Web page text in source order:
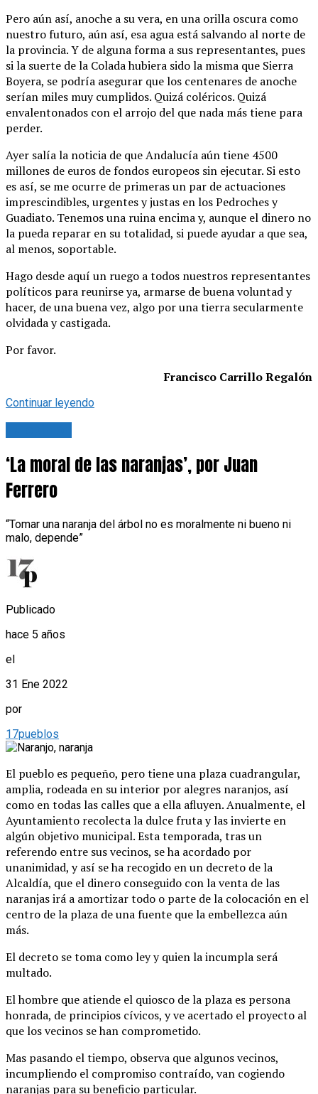
Pero aún así, anoche a su vera, en una orilla oscura como
nuestro futuro, aún así, esa agua está salvando al norte de
la provincia. Y de alguna forma a sus representantes, pues
si la suerte de la Colada hubiera sido la misma que Sierra
Boyera, se podría asegurar que los centenares de anoche
serían miles muy cumplidos. Quizá coléricos. Quizá
envalentonados con el arrojo del que nada más tiene para
perder.
Ayer salía la noticia de que Andalucía aún tiene 4500
millones de euros de fondos europeos sin ejecutar. Si esto
es así, se me ocurre de primeras un par de actuaciones
imprescindibles, urgentes y justas en los Pedroches y
Guadiato. Tenemos una ruina encima y, aunque el dinero no
la pueda reparar en su totalidad, si puede ayudar a que sea,
al menos, soportable.
Hago desde aquí un ruego a todos nuestros representantes
políticos para reunirse ya, armarse de buena voluntad y
hacer, de una buena vez, algo por una tierra secularmente
olvidada y castigada.
Por favor.
Francisco Carrillo Regalón
Continuar leyendo
‘La moral de las naranjas’, por Juan
Ferrero
“Tomar una naranja del árbol no es moralmente ni bueno ni
malo, depende”
Publicado
hace 5 años
el
31 Ene 2022
por
17pueblos
El pueblo es pequeño, pero tiene una plaza cuadrangular,
amplia, rodeada en su interior por alegres naranjos, así
como en todas las calles que a ella afluyen. Anualmente, el
Ayuntamiento recolecta la dulce fruta y las invierte en
algún objetivo municipal. Esta temporada, tras un
referendo entre sus vecinos, se ha acordado por
unanimidad, y así se ha recogido en un decreto de la
Alcaldía, que el dinero conseguido con la venta de las
naranjas irá a amortizar todo o parte de la colocación en el
centro de la plaza de una fuente que la embellezca aún
más.
El decreto se toma como ley y quien la incumpla será
multado.
El hombre que atiende el quiosco de la plaza es persona
honrada, de principios cívicos, y ve acertado el proyecto al
que los vecinos se han comprometido.
Mas pasando el tiempo, observa que algunos vecinos,
incumpliendo el compromiso contraído, van cogiendo
naranjas para su beneficio particular.